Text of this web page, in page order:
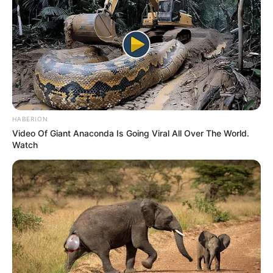
pasar junto a la biblioteca, donde había sido
voluntaria durante 20 años, y luego junto al
parque, donde había empujado a Lisa en los
columpios de niña. “¿Recuerdas como me
rogabas que te empujara más alto en esos
columpios?”, dijo Margaret con la voz
ligeramente temblorosa.
HABERION
Video Of Giant Anaconda Is Going Viral All Over The World.
Watch